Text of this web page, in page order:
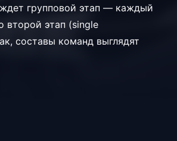
групповой этап — каждый
второй этап (single
составы команд выглядят